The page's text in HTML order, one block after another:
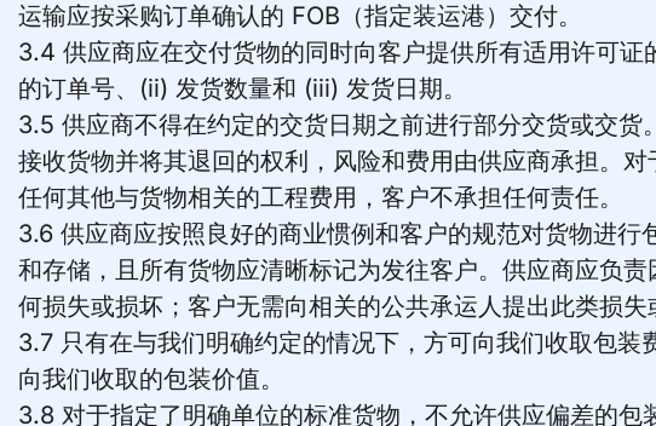
运输应按采购订单确认的 FOB（指定装运港）交付。
3.4 供应商应在交付货物的同时向客户提供所有适用许可
的订单号、(ii) 发货数量和 (iii) 发货日期。
3.5 供应商不得在约定的交货日期之前进行部分交货或交
接收货物并将其退回的权利，风险和费用由供应商承担。
任何其他与货物相关的工程费用，客户不承担任何责任。
3.6 供应商应按照良好的商业惯例和客户的规范对货物进
和存储，且所有货物应清晰标记为发往客户。供应商应负
何损失或损坏；客户无需向相关的公共承运人提出此类损失
3.7 只有在与我们明确约定的情况下，方可向我们收取包
向我们收取的包装价值。
3.8 对于指定了明确单位的标准货物，不允许供应偏差的